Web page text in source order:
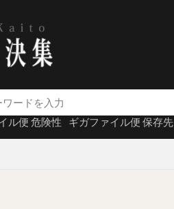
ル便 危険性 ギガファイル便 保存先